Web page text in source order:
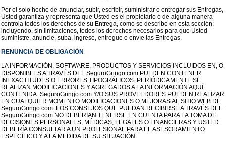
Por el solo hecho de anunciar, subir, escribir, suministrar o entregar sus Entregas,
Usted garantiza y representa que Usted es el propietario o de alguna manera
controla todos los derechos de su Entrega, como se describe en esta sección;
incluyendo, sin limitaciones, todos los derechos necesarios para que Usted
suministre, anuncie, suba, ingrese, entregue o envíe las Entregas.
RENUNCIA DE OBLIGACIÓN
LA INFORMACIÓN, SOFTWARE, PRODUCTOS Y SERVICIOS INCLUIDOS EN, O
DISPONIBLES A TRAVÉS DEL SeguroGringo.com PUEDEN CONTENER
INEXACTITUDES O ERRORES TIPOGRÁFICOS. PERIÓDICAMENTE SE
REALIZAN MODIFICACIONES Y AGREGADOS A LA INFORMACIÓN AQUÍ
CONTENIDA. SeguroGringo.com Y/O SUS PROVEEDORES PUEDEN REALIZAR
EN CUALQUIER MOMENTO MODIFICACIONES O MEJORAS AL SITIO WEB DE
SeguroGringo.com. LOS CONSEJOS QUE PUEDAN RECIBIRSE A TRAVÉS DEL
SeguroGringo.com NO DEBERIAN TENERSE EN CUENTA PARA LA TOMA DE
DECISIONES PERSONALES, MÉDICAS, LEGALES O FINANCIERAS Y USTED
DEBERÍA CONSULTAR A UN PROFESIONAL PARA EL ASESORAMIENTO
ESPECÍFICO Y A LA MEDIDA DE SU SITUACIÓN.